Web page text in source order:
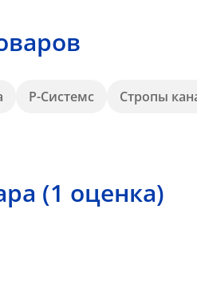
Р-Системс Стропы
(1 оценка)